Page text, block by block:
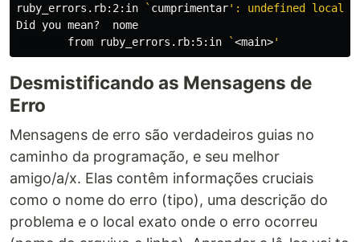
ruby_errors.rb:2:in ` cumprimentar': undefined local
Did you mean?  nome
        from ruby_errors.rb:5:in
`<main>
Desmistificando as Mensagens de
Erro
Mensagens de erro são verdadeiros guias no
caminho da programação, e seu melhor
amigo/a/x. Elas contêm informações cruciais
como o nome do erro (tipo), uma descrição do
problema e o local exato onde o erro ocorreu